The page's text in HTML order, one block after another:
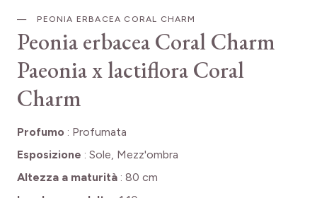
PEONIA ERBACEA CORAL CHARM
Peonia erbacea Coral Charm
Paeonia x lactiflora Coral
Charm
Profumo : Profumata
Esposizione : Sole, Mezz'ombra
Altezza a maturità : 80 cm